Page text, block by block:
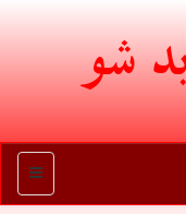
شو
منو